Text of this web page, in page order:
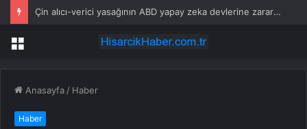
Çin alıcı-verici yasağının ABD yapay zeka devlerine zarar vereceği uyarısı
Menü
Anasayfa / Haber
Haber